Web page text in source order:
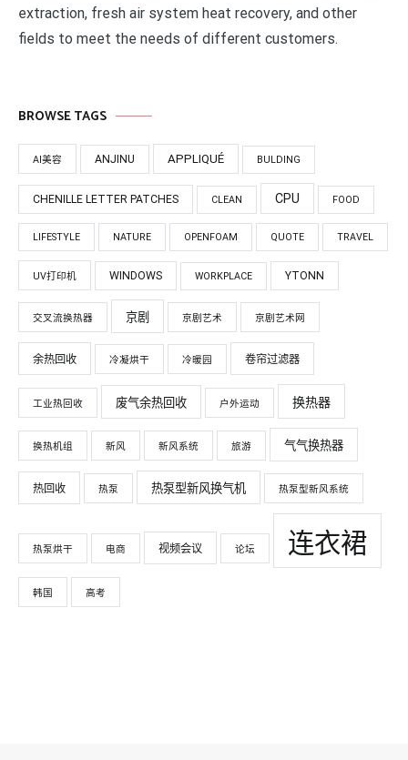
extraction, fresh air system heat recovery, and other
fields to meet the needs of different customers.
BROWSE TAGS
AI美容 ANJINU APPLIQUÉ BULDING
CHENILLE LETTER PATCHES CLEAN CPU FOOD
LIFESTYLE NATURE OPENFOAM QUOTE TRAVEL
UV打印机 WINDOWS WORKPLACE YTONN
交叉流换热器 京剧 京剧艺术 京剧艺术网
余热回收 冷凝烘干 冷暖园 卷帘过滤器
工业热回收 废气余热回收 户外运动 换热器
换热机组 新风 新风系统 旅游 气气换热器
热回收 热泵 热泵型新风换气机 热泵型新风系统
热泵烘干 电商 视频会议 论坛 连衣裙
韩国 高考